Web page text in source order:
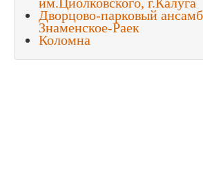
Дворцово-парковый
Знаменское-Раек
Коломна